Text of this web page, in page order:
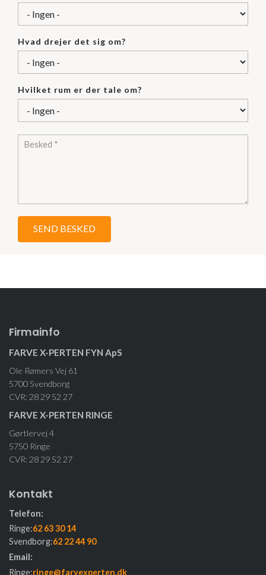
Hvad drejer det sig om?
Hvilket rum er der tale om?
Firmainfo
FARVE X-PERTEN FYN ApS
Ole Rømers Vej 61
5700 Svendborg
CVR: 28 29 52 27
FARVE X-PERTEN RINGE
Gørtlervej 4
5750 Ringe
CVR: 28 29 52 27
Kontakt
Telefon:
Ringe:62 63 30 14
Svendborg:62 22 44 90
Email:
Ringe:ringe@farvexperten.dk